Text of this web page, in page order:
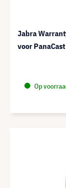
Jabra
voor
Op